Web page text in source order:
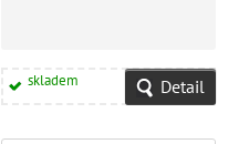
skladem Detail